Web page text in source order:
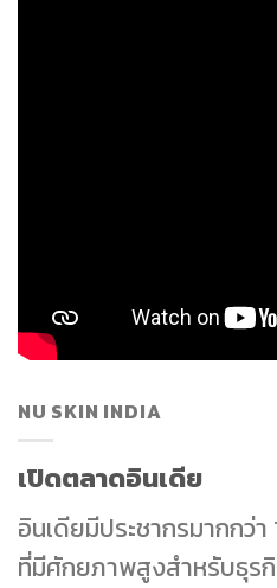
NU SKIN INDIA
เปิดตลาดอินเดีย
อินเดียมีประชากรมากกว่
ที่มีศักยภาพสูงสำหรับธุร